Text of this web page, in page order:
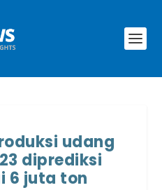
udang
diprediksi
6 juta ton